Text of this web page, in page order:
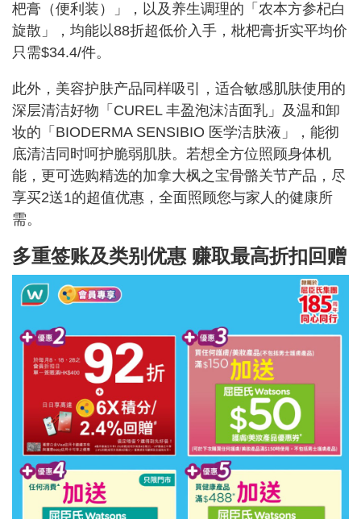
杷膏（便利装）」，以及养生调理的「农本方参杞白
旋散」，均能以88折超低价入手，枇杷膏折实平均价
只需$34.4/件。
此外，美容护肤产品同样吸引，适合敏感肌肤使用的
深层清洁好物「CUREL 丰盈泡沫洁面乳」及温和卸
妆的「BIODERMA SENSIBIO 医学洁肤液」，能彻
底清洁同时呵护脆弱肌肤。若想全方位照顾身体机
能，更可选购精选的加拿大枫之宝骨骼关节产品，尽
享买2送1的超值优惠，全面照顾您与家人的健康所
需。
多重签账及类别优惠 赚取最高折扣回赠